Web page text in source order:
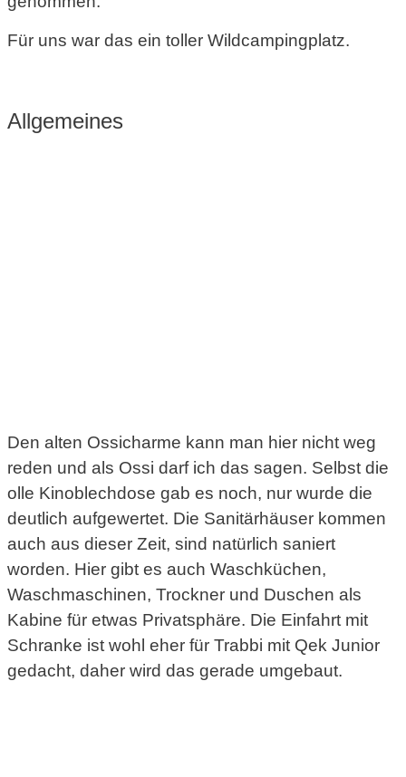
Für uns war das ein toller Wildcampingplatz.
Allgemeines
Den alten Ossicharme kann man hier nicht weg
reden und als Ossi darf ich das sagen. Selbst die
olle Kinoblechdose gab es noch, nur wurde die
deutlich aufgewertet. Die Sanitärhäuser kommen
auch aus dieser Zeit, sind natürlich saniert
worden. Hier gibt es auch Waschküchen,
Waschmaschinen, Trockner und Duschen als
Kabine für etwas Privatsphäre. Die Einfahrt mit
Schranke ist wohl eher für Trabbi mit Qek Junior
gedacht, daher wird das gerade umgebaut.